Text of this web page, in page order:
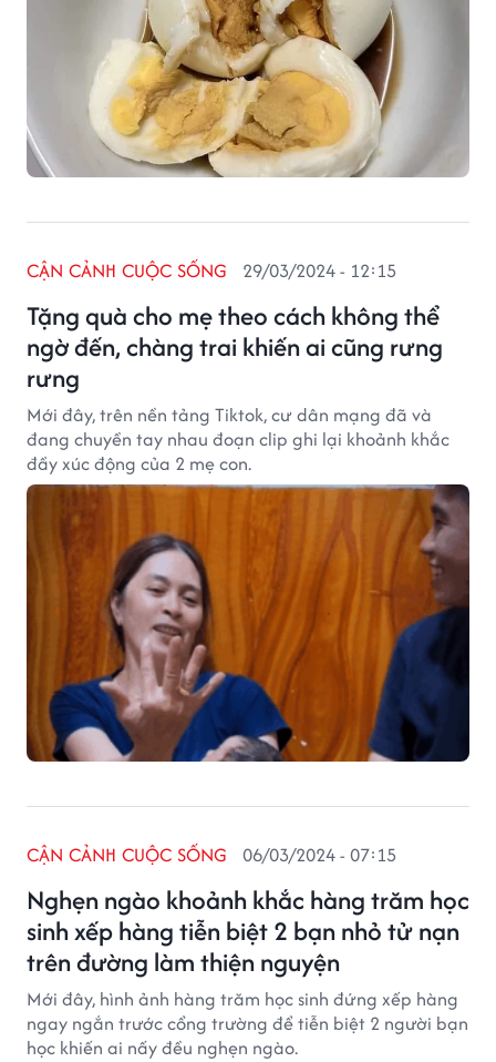
Tặng quà cho mẹ theo cách không thể
ngờ đến, chàng trai khiến ai cũng rưng
rưng
CẬN CẢNH CUỘC SỐNG 29/03/2024 - 12:15
Mới đây, trên nền tảng Tiktok, cư dân mạng đã và
đang chuyền tay nhau đoạn clip ghi lại khoảnh khắc
đầy xúc động của 2 mẹ con.
Nghẹn ngào khoảnh khắc hàng trăm học
sinh xếp hàng tiễn biệt 2 bạn nhỏ tử nạn
trên đường làm thiện nguyện
CẬN CẢNH CUỘC SỐNG 06/03/2024 - 07:15
Mới đây, hình ảnh hàng trăm học sinh đứng xếp hàng
ngay ngắn trước cổng trường để tiễn biệt 2 người bạn
học khiến ai nấy đều nghẹn ngào.